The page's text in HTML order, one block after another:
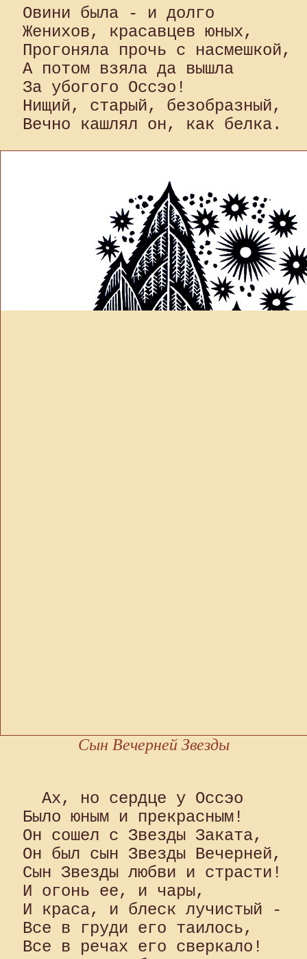
Овини была - и долго
Женихов, красавцев юных,
Прогоняла прочь с насмешкой,
А потом взяла да вышла
За убогого Оссэо!
Нищий, старый, безобразный,
Сын Вечерней Звезды
  Ах, но сердце у Оссэо
Было юным и прекрасным!
Он сошел с Звезды Заката,
Он был сын Звезды Вечерней,
Сын Звезды любви и страсти!
И огонь ее, и чары,
И краса, и блеск лучистый -
Все в груди его таилось,
Все в речах его сверкало!